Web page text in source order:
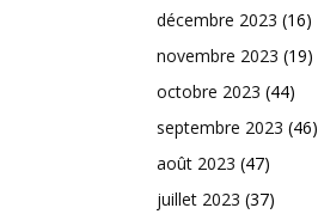
décembre 2023 (16)
novembre 2023 (19)
octobre 2023 (44)
septembre 2023 (46)
août 2023 (47)
juillet 2023 (37)